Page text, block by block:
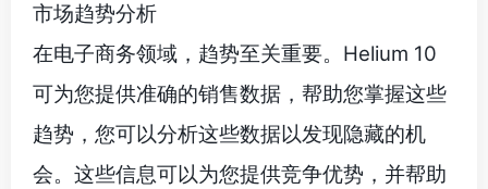
市场趋势分析
在电子商务领域，趋势至关重要。Helium 10
可为您提供准确的销售数据，帮助您掌握这些
趋势，您可以分析这些数据以发现隐藏的机
会。这些信息可以为您提供竞争优势，并帮助